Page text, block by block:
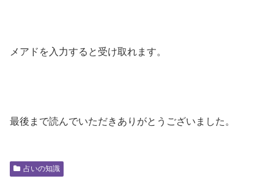
メアドを入力すると受け取れます。
最後まで読んでいただきありがとうございました。
占いの知識